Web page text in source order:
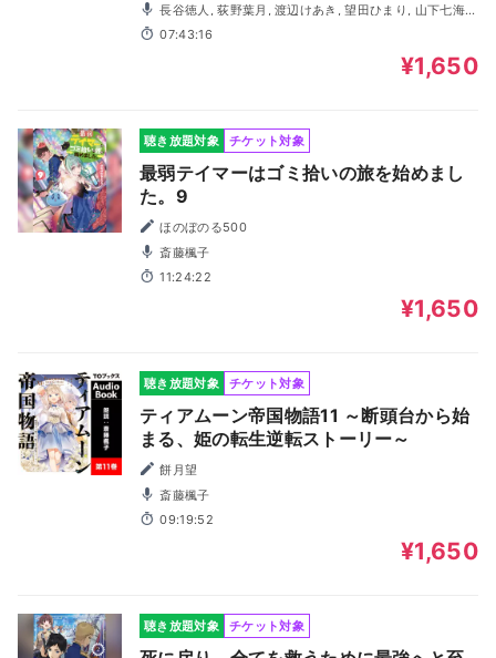
長谷徳人, 荻野葉月, 渡辺けあき, 望田ひまり, 山下七海,
藤井隼, おぎたえりこ, 比留間俊哉, 一ノ瀬ゆうり, 藤崎龍
07:43:16
¥1,650
聴き放題対象 チケット対象
最弱テイマーはゴミ拾いの旅を始めまし
た。9
ほのぼのる500
斎藤楓子
11:24:22
¥1,650
聴き放題対象 チケット対象
ティアムーン帝国物語11 ～断頭台から始
まる、姫の転生逆転ストーリー～
餅月望
斎藤楓子
09:19:52
¥1,650
聴き放題対象 チケット対象